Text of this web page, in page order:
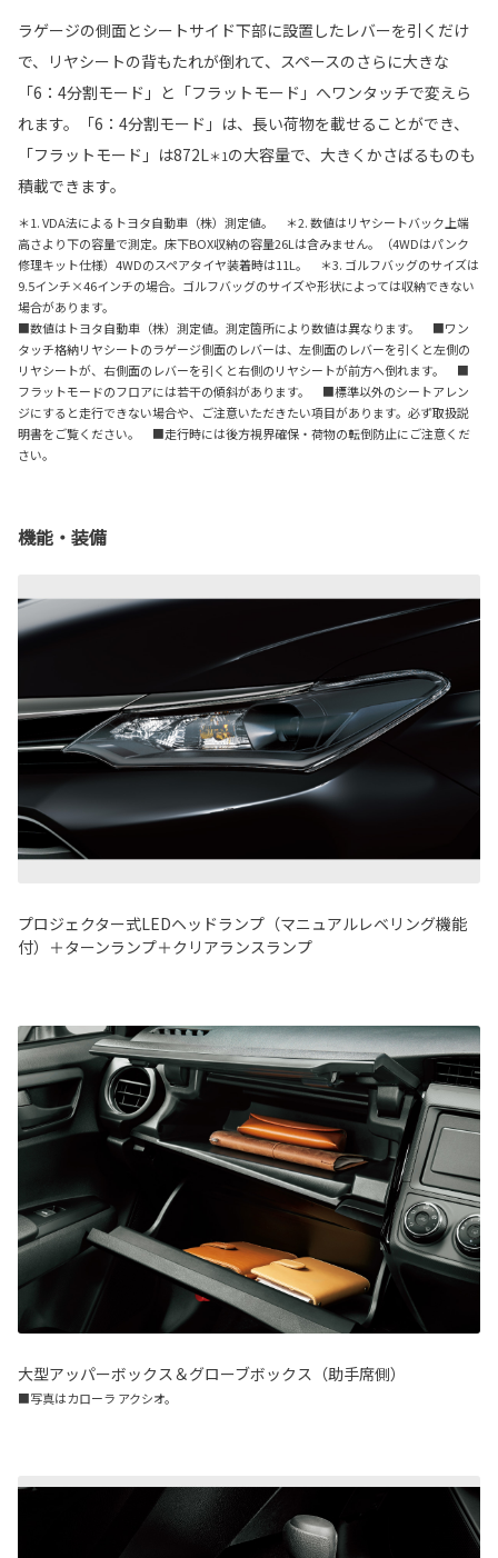
ラゲージの側面とシートサイド下部に設置したレバーを引くだけ
で、リヤシートの背もたれが倒れて、スペースのさらに大きな
「6：4分割モード」と「フラットモード」へワンタッチで変えら
れます。「6：4分割モード」は、長い荷物を載せることができ、
「フラットモード」は872L＊1の大容量で、大きくかさばるものも
積載できます。
＊1. VDA法によるトヨタ自動車（株）測定値。 ＊2. 数値はリヤシートバック上端
高さより下の容量で測定。床下BOX収納の容量26Lは含みません。（4WDはパンク
修理キット仕様）4WDのスペアタイヤ装着時は11L。 ＊3. ゴルフバッグのサイズは
9.5インチ×46インチの場合。ゴルフバッグのサイズや形状によっては収納できない
場合があります。
■数値はトヨタ自動車（株）測定値。測定箇所により数値は異なります。 ■ワン
タッチ格納リヤシートのラゲージ側面のレバーは、左側面のレバーを引くと左側の
リヤシートが、右側面のレバーを引くと右側のリヤシートが前方へ倒れます。 ■
フラットモードのフロアには若干の傾斜があります。 ■標準以外のシートアレン
ジにすると走行できない場合や、ご注意いただきたい項目があります。必ず取扱説
明書をご覧ください。 ■走行時には後方視界確保・荷物の転倒防止にご注意くだ
さい。
機能・装備
プロジェクター式LEDヘッドランプ（マニュアルレベリング機能
付）＋ターンランプ＋クリアランスランプ
大型アッパーボックス＆グローブボックス（助手席側）
■写真はカローラ アクシオ。